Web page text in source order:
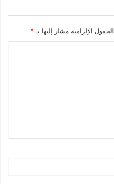
الحقول الإلزامية مشار إليها بـ*